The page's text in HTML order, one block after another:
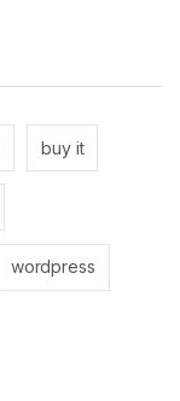
buy it
wordpress